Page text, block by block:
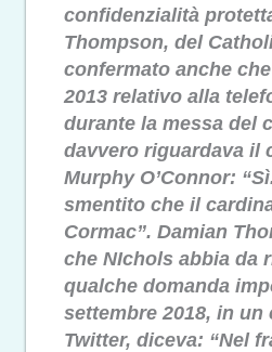
confidenzialità
Thompson, del
confermato anche
2013 relativo alla
durante la messa del
davvero riguardava il
Murphy O’Connor:
smentito che il
Cormac”. Damian
che NIchols abbia da
qualche domanda
settembre 2018, in un
Twitter, diceva: “Nel